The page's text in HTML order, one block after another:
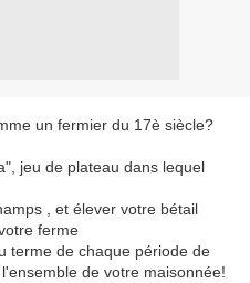
un fermier du 17è siècle?
jeu de plateau dans lequel
, et élever votre bétail
ferme
terme de chaque période de
de votre maisonnée!